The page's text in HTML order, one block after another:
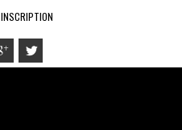
INSCRIPTION